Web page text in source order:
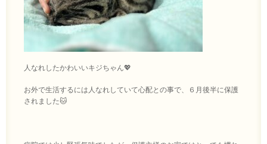
人なれしたかわいいキジちゃん💖
お外で生活するには人なれしていて心配との事で、６月後半に保護
されました🐱